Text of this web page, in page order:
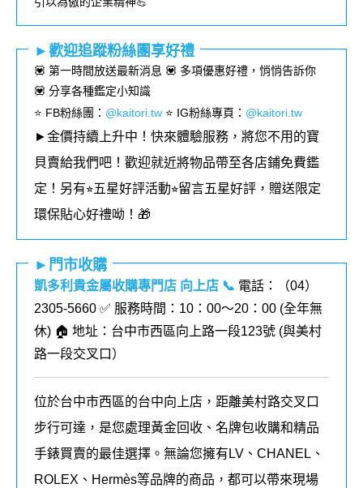
►歡迎追蹤粉絲團享好禮
💟 第一時間放送最新消息 💟 多項優惠好禮，悄悄告訴你
💟 分享各種鑑定小知識
⭐️ FB粉絲團 ： @kaitori.tw ⭐️ IG粉絲專頁 ： @kaitori.tw
►金價持續上升中！快來體驗服務，將您不用的寶
貝賣給我們吧！歡迎就近將物品帶至各店鋪免費鑑
定！ 另有⭐︎五星好評活動⭐︎留言五星好評，贈送限定
環保貼心好禮呦！🎁
►門市收購
凱多利貴金屬收購專門店 向上店 📞 電話：（04）
2305-5660 ✅ 服務時間：10：00～20：00 (全年無
休) 🏠 地址：台中市西區向上路一段123號 (與美村
路一段交叉口 ）
位於台中市西區的台中向上店，距離美村路交叉口
步行可達，是您處理黃金回收、名牌包收購和精品
手錶買賣的最佳選擇。無論您擁有LV、CHANEL、
ROLEX、Hermès等品牌的商品，都可以帶來現場